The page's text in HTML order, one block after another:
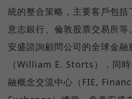
統的整合策略，主要客戶包括
意志銀行、倫敦股票交易所等。
安盛諮詢顧問公司的全球金融
（William E. Storts），同
融概念交流中心（FIE,